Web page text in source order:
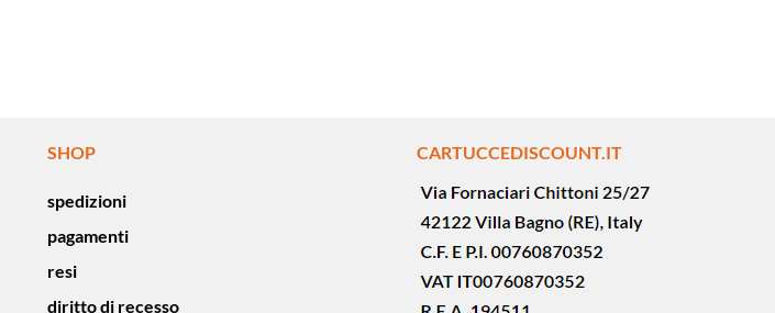
SHOP
spedizioni
pagamenti
resi
diritto di recesso
CARTUCCEDISCOUNT.IT